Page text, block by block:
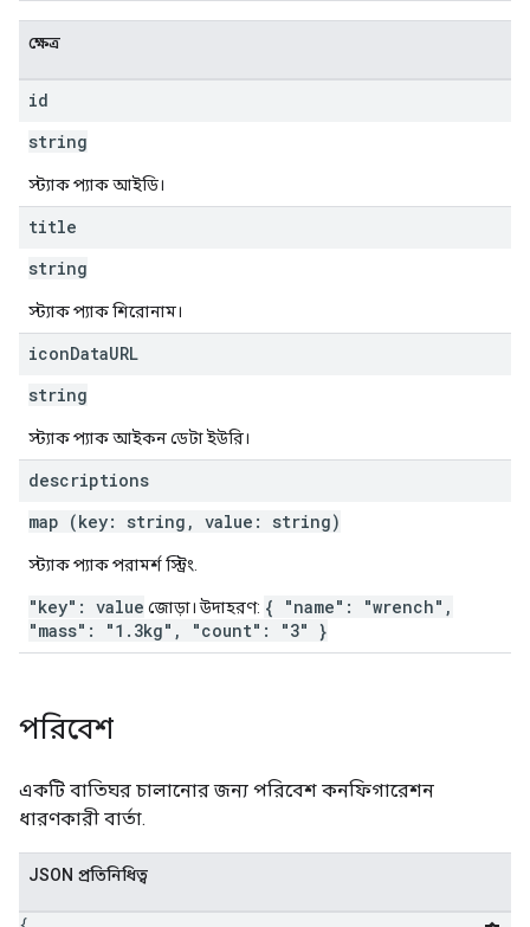
ক্ষেত্র
id
string
স্ট্যাক প্যাক আইডি।
title
string
স্ট্যাক প্যাক শিরোনাম।
iconDataURL
string
স্ট্যাক প্যাক আইকন ডেটা ইউরি।
descriptions
map (key: string, value: string)
স্ট্যাক প্যাক পরামর্শ স্ট্রিং.
"key": value জোড়া। উদাহরণ: { "name": "wrench",
"mass": "1.3kg", "count": "3" }
পরিবেশ
একটি বাতিঘর চালানোর জন্য পরিবেশ কনফিগারেশন
ধারণকারী বার্তা.
JSON প্রতিনিধিত্ব